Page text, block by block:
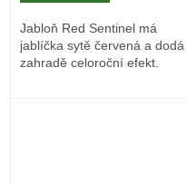
Jabloň Red Sentinel má
jablíčka sytě červená a dodá
zahradě celoroční efekt.